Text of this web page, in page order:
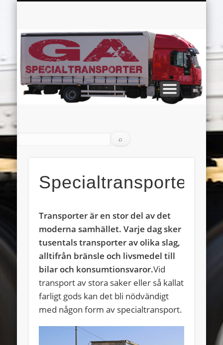
Specialtransporter
Transporter är en stor del av det
moderna samhället. Varje dag sker
tusentals transporter av olika slag,
alltifrån bränsle och livsmedel till
bilar och konsumtionsvaror.Vid
transport av stora saker eller så kallat
farligt gods kan det bli nödvändigt
med någon form av specialtransport.